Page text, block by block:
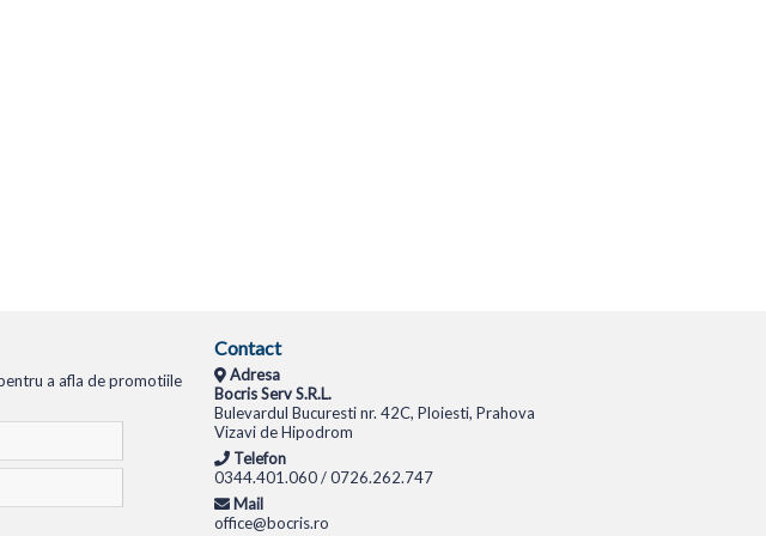
a afla de promotiile
Contact
Adresa
Bocris Serv S.R.L.
Bulevardul Bucuresti nr. 42C, Ploiesti, Prahova
Vizavi de Hipodrom
Telefon
0344.401.060 / 0726.262.747
Mail
office@bocris.ro